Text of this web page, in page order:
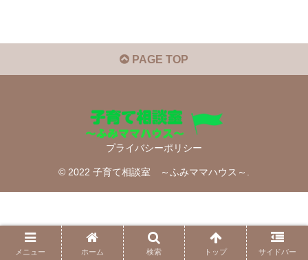
PAGE TOP
プライバシーポリシー
© 2022 子育て相談室 ～ふみママハウス～.
メニュー ホーム 検索 トップ サイドバー